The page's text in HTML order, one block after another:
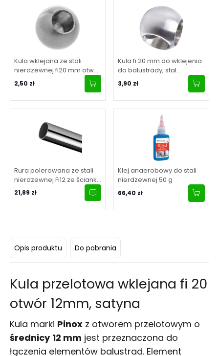
Kula wklejana ze stali
nierdzewnej fi20 mm otwór
12 mm, satyna
2,50 zł
Kula fi 20 mm do wklejenia
do balustrady, stal
nierdzewna, satyna
3,90 zł
Rura polerowana ze stali
nierdzewnej Fi12 ze ścianką
1mm w odcinkach 6-
metrowych
21,89 zł
Klej anaerobowy do stali
nierdzewnej 50 g
66,40 zł
Opis produktu Do pobrania
Kula przelotowa wklejana fi 20
otwór 12mm, satyna
Kula marki Pinox z otworem przelotowym o
średnicy 12 mm jest przeznaczona do
łączenia elementów balustrad. Element